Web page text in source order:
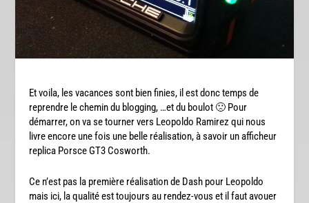
Et voila, les vacances sont bien finies, il est donc temps de
reprendre le chemin du blogging, …et du boulot 🙁 Pour
démarrer, on va se tourner vers Leopoldo Ramirez qui nous
livre encore une fois une belle réalisation, à savoir un afficheur
replica Porsce GT3 Cosworth.
Ce n’est pas la première réalisation de Dash pour Leopoldo
mais ici, la qualité est toujours au rendez-vous et il faut avouer